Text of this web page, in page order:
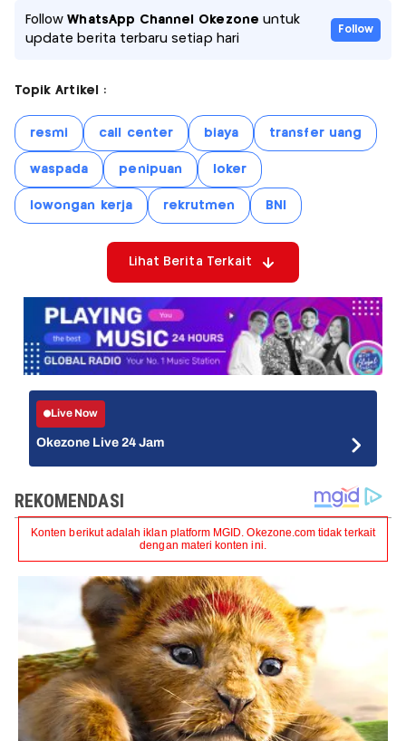
FollowWhatsApp Channel Okezone untuk
update berita terbaru setiap hari
Follow
Topik Artikel :
resmi call center biaya transfer uang
waspada penipuan loker
lowongan kerja rekrutmen BNI
Lihat Berita Terkait
Live Now
Okezone Live 24 Jam